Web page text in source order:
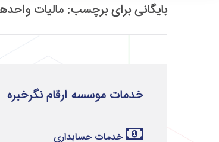
بایگانی برای برچسب: مالیات
خدمات موسسه ارقام نگرخبره
خدمات حسابداری